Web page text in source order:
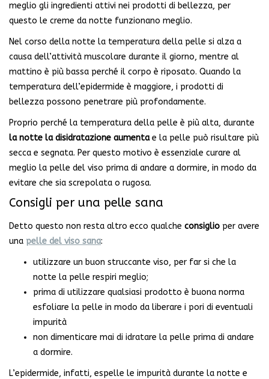
meglio gli ingredienti attivi nei prodotti di bellezza, per
questo le creme da notte funzionano meglio.
Nel corso della notte la temperatura della pelle si alza a
causa dell’attività muscolare durante il giorno, mentre al
mattino è più bassa perché il corpo è riposato. Quando la
temperatura dell’epidermide è maggiore, i prodotti di
bellezza possono penetrare più profondamente.
Proprio perché la temperatura della pelle è più alta, durante
la notte la disidratazione aumentae la pelle può risultare più
secca e segnata. Per questo motivo è essenziale curare al
meglio la pelle del viso prima di andare a dormire, in modo da
evitare che sia screpolata o rugosa.
Consigli per una pelle sana
Detto questo non resta altro ecco qualche consiglio per avere
una pelle del viso sana:
utilizzare un buon struccante viso, per far si che la
notte la pelle respiri meglio;
prima di utilizzare qualsiasi prodotto è buona norma
esfoliare la pelle in modo da liberare i pori di eventuali
impurità
non dimenticare mai di idratare la pelle prima di andare
a dormire.
L’epidermide, infatti, espelle le impurità durante la notte e